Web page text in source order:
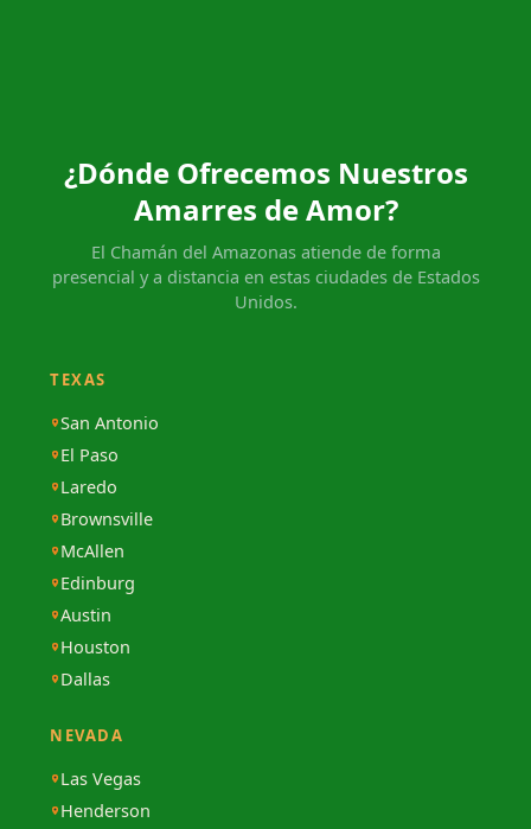
¿Dónde Ofrecemos Nuestros
Amarres de Amor?
El Chamán del Amazonas atiende de forma
presencial y a distancia en estas ciudades de Estados
Unidos.
TEXAS
San Antonio
El Paso
Laredo
Brownsville
McAllen
Edinburg
Austin
Houston
Dallas
NEVADA
Las Vegas
Henderson